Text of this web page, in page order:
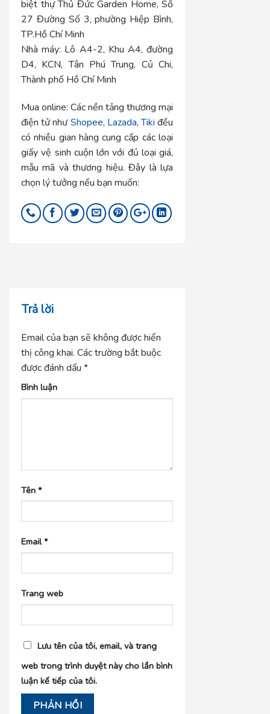
biệt thự Thủ Đức Garden Home, Số
27 Đường Số 3, phường Hiệp Bình,
TP.Hồ Chí Minh
Nhà máy: Lô A4-2, Khu A4, đường
D4, KCN, Tân Phú Trung, Củ Chi,
Thành phố Hồ Chí Minh
Mua online:Các nền tảng thương mại
điện tử nhưShopee, Lazada,Tiki đều
có nhiều gian hàng cung cấp các loại
giấy vệ sinh cuộn lớn với đủ loại giá,
mẫu mã và thương hiệu. Đây là lựa
chọn lý tưởng nếu bạn muốn:
Trả lời
Email của bạn sẽ không được hiển
thị công khai. Các trường bắt buộc
được đánh dấu *
Bình luận
Tên *
Email*
Trang web
Lưu tên của tôi, email, và trang
web trong trình duyệt này cho lần bình
luận kế tiếp của tôi.